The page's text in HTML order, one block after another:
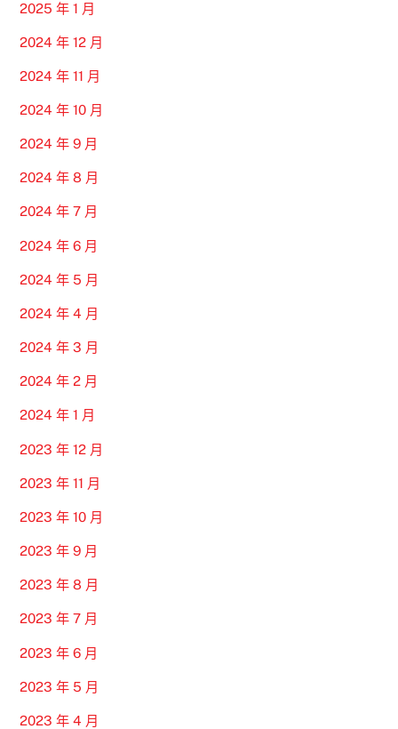
2025 年 1 月
2024 年 12 月
2024 年 11 月
2024 年 10 月
2024 年 9 月
2024 年 8 月
2024 年 7 月
2024 年 6 月
2024 年 5 月
2024 年 4 月
2024 年 3 月
2024 年 2 月
2024 年 1 月
2023 年 12 月
2023 年 11 月
2023 年 10 月
2023 年 9 月
2023 年 8 月
2023 年 7 月
2023 年 6 月
2023 年 5 月
2023 年 4 月